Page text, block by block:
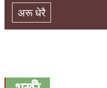
अरू धेरै